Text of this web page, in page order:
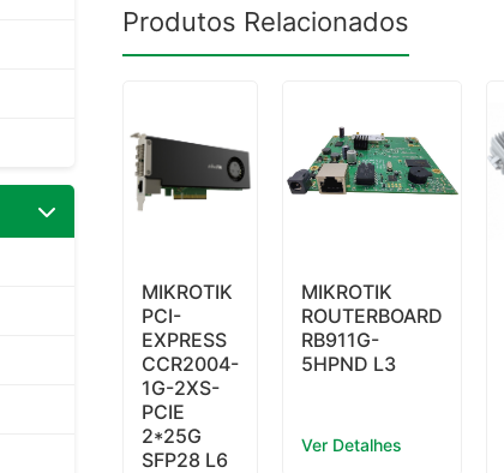
Produtos Relacionados
MIKROTIK
PCI-
EXPRESS
CCR2004-
1G-2XS-
PCIE
2*25G
SFP28 L6
MIKROTIK
ROUTERBOARD
RB911G-
5HPND L3
Ver Detalhes